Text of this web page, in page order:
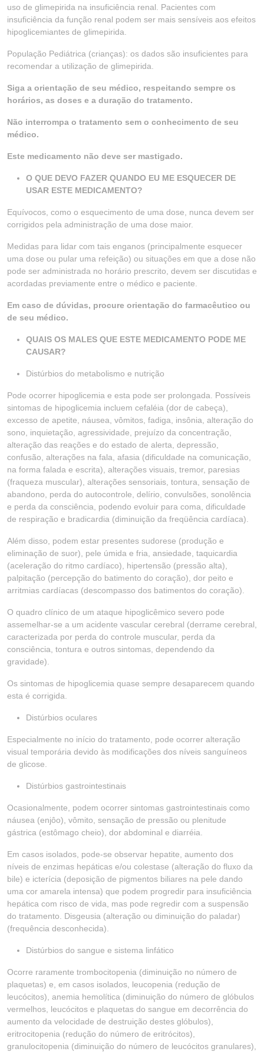
uso de glimepirida na insuficiência renal. Pacientes com
insuficiência da função renal podem ser mais sensíveis aos efeitos
hipoglicemiantes de glimepirida.
População Pediátrica (crianças): os dados são insuficientes para
recomendar a utilização de glimepirida.
Siga a orientação de seu médico, respeitando sempre os
horários, as doses e a duração do tratamento.
Não interrompa o tratamento sem o conhecimento de seu
médico.
Este medicamento não deve ser mastigado.
O QUE DEVO FAZER QUANDO EU ME ESQUECER DE
USAR ESTE MEDICAMENTO?
Equívocos, como o esquecimento de uma dose, nunca devem ser
corrigidos pela administração de uma dose maior.
Medidas para lidar com tais enganos (principalmente esquecer
uma dose ou pular uma refeição) ou situações em que a dose não
pode ser administrada no horário prescrito, devem ser discutidas e
acordadas previamente entre o médico e paciente.
Em caso de dúvidas, procure orientação do farmacêutico ou
de seu médico.
QUAIS OS MALES QUE ESTE MEDICAMENTO PODE ME
CAUSAR?
Distúrbios do metabolismo e nutrição
Pode ocorrer hipoglicemia e esta pode ser prolongada. Possíveis
sintomas de hipoglicemia incluem cefaléia (dor de cabeça),
excesso de apetite, náusea, vômitos, fadiga, insônia, alteração do
sono, inquietação, agressividade, prejuízo da concentração,
alteração das reações e do estado de alerta, depressão,
confusão, alterações na fala, afasia (dificuldade na comunicação,
na forma falada e escrita), alterações visuais, tremor, paresias
(fraqueza muscular), alterações sensoriais, tontura, sensação de
abandono, perda do autocontrole, delírio, convulsões, sonolência
e perda da consciência, podendo evoluir para coma, dificuldade
de respiração e bradicardia (diminuição da freqüência cardíaca).
Além disso, podem estar presentes sudorese (produção e
eliminação de suor), pele úmida e fria, ansiedade, taquicardia
(aceleração do ritmo cardíaco), hipertensão (pressão alta),
palpitação (percepção do batimento do coração), dor peito e
arritmias cardíacas (descompasso dos batimentos do coração).
O quadro clínico de um ataque hipoglicêmico severo pode
assemelhar-se a um acidente vascular cerebral (derrame cerebral,
caracterizada por perda do controle muscular, perda da
consciência, tontura e outros sintomas, dependendo da
gravidade).
Os sintomas de hipoglicemia quase sempre desaparecem quando
esta é corrigida.
Distúrbios oculares
Especialmente no início do tratamento, pode ocorrer alteração
visual temporária devido às modificações dos níveis sanguíneos
de glicose.
Distúrbios gastrointestinais
Ocasionalmente, podem ocorrer sintomas gastrointestinais como
náusea (enjôo), vômito, sensação de pressão ou plenitude
gástrica (estômago cheio), dor abdominal e diarréia.
Em casos isolados, pode-se observar hepatite, aumento dos
níveis de enzimas hepáticas e/ou colestase (alteração do fluxo da
bile) e icterícia (deposição de pigmentos biliares na pele dando
uma cor amarela intensa) que podem progredir para insuficiência
hepática com risco de vida, mas pode regredir com a suspensão
do tratamento. Disgeusia (alteração ou diminuição do paladar)
(frequência desconhecida).
Distúrbios do sangue e sistema linfático
Ocorre raramente trombocitopenia (diminuição no número de
plaquetas) e, em casos isolados, leucopenia (redução de
leucócitos), anemia hemolítica (diminuição do número de glóbulos
vermelhos, leucócitos e plaquetas do sangue em decorrência do
aumento da velocidade de destruição destes glóbulos),
eritrocitopenia (redução do número de eritrócitos),
granulocitopenia (diminuição do número de leucócitos granulares),